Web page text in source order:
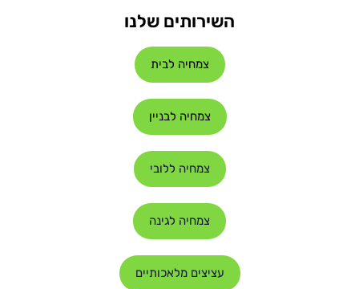
השירותים שלנו
צמחיה לבית
צמחיה לבניין
צמחיה ללובי
צמחיה לגינה
עציצים מלאכותיים